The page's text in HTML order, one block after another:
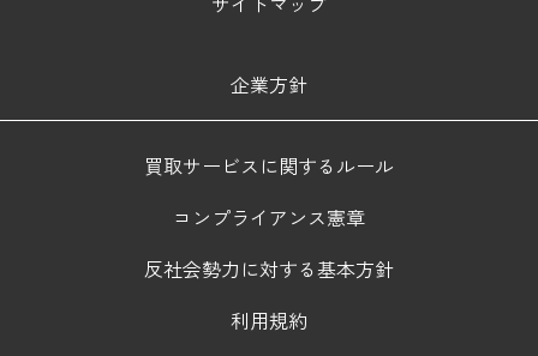
企業方針
買取サービスに関するルール
コンプライアンス憲章
反社会勢力に対する基本方針
利用規約